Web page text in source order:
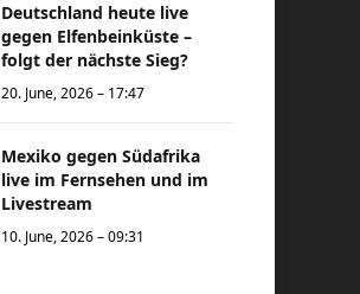
Deutschland heute live
gegen Elfenbeinküste –
folgt der nächste Sieg?
20. June, 2026 – 17:47
Mexiko gegen Südafrika
live im Fernsehen und im
Livestream
10. June, 2026 – 09:31